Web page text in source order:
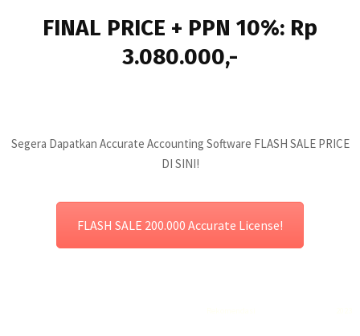
FINAL PRICE + PPN 10%: Rp
3.080.000,-
Segera Dapatkan Accurate Accounting Software FLASH SALE PRICE
DI SINI!
FLASH SALE 200.000 Accurate License!